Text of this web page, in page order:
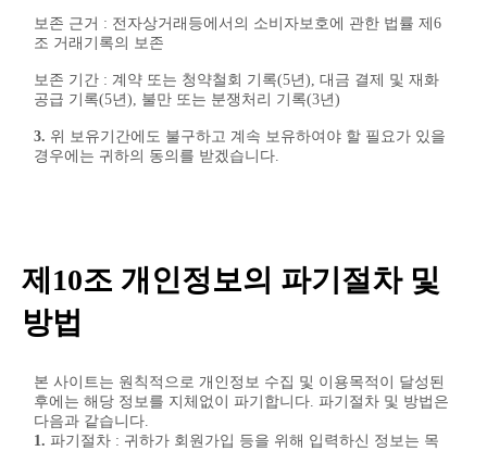
보존 근거 : 전자상거래등에서의 소비자보호에 관한 법률 제6
조 거래기록의 보존
보존 기간 : 계약 또는 청약철회 기록(5년), 대금 결제 및 재화
공급 기록(5년), 불만 또는 분쟁처리 기록(3년)
3. 위 보유기간에도 불구하고 계속 보유하여야 할 필요가 있을
경우에는 귀하의 동의를 받겠습니다.
제10조 개인정보의 파기절차 및
방법
본 사이트는 원칙적으로 개인정보 수집 및 이용목적이 달성된
후에는 해당 정보를 지체없이 파기합니다. 파기절차 및 방법은
다음과 같습니다.
1. 파기절차 : 귀하가 회원가입 등을 위해 입력하신 정보는 목